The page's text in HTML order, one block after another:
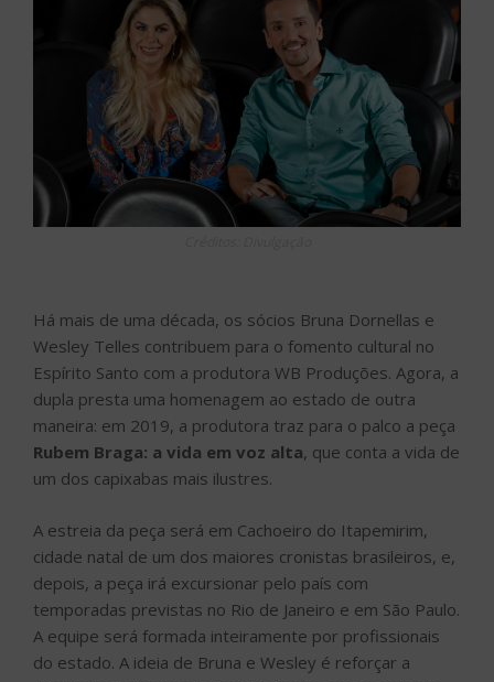
Há mais de uma década, os sócios Bruna Dornellas e
Wesley Telles contribuem para o fomento cultural no
Espírito Santo com a produtora WB Produções. Agora, a
dupla presta uma homenagem ao estado de outra
maneira: em 2019, a produtora traz para o palco a peça
Rubem Braga: a vida em voz alta, que conta a vida de
um dos capixabas mais ilustres.
A estreia da peça será em Cachoeiro do Itapemirim,
cidade natal de um dos maiores cronistas brasileiros, e,
depois, a peça irá excursionar pelo país com
temporadas previstas no Rio de Janeiro e em São Paulo.
A equipe será formada inteiramente por profissionais
do estado. A ideia de Bruna e Wesley é reforçar a